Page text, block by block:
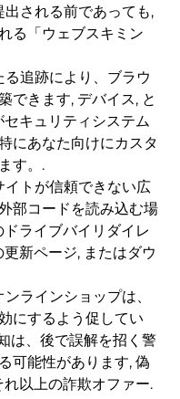
される前であっても,
る「ウェブスキミン
追跡により、ブラウ
できます, デバイス, と
キュリティシステム
にあなた向けにカスタ
す。.
トが信頼できない広
部コードを読み込む場
ライブバイリダイレ
新ページ, またはダウ
ラインショップは、
にするよう促してい
は、後で誤解を招く警
可能性があります, 偽
以上の詐欺オファー.